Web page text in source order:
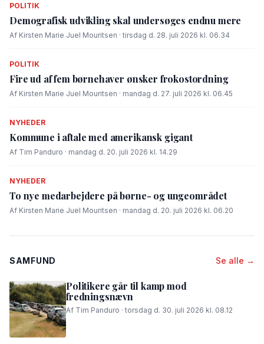
POLITIK
Demografisk udvikling skal undersøges endnu mere
Af Kirsten Marie Juel Mouritsen · tirsdag d. 28. juli 2026 kl. 06.34
POLITIK
Fire ud af fem børnehaver ønsker frokostordning
Af Kirsten Marie Juel Mouritsen · mandag d. 27. juli 2026 kl. 06.45
NYHEDER
Kommune i aftale med amerikansk gigant
Af Tim Panduro · mandag d. 20. juli 2026 kl. 14.29
NYHEDER
To nye medarbejdere på børne- og ungeområdet
Af Kirsten Marie Juel Mouritsen · mandag d. 20. juli 2026 kl. 06.20
SAMFUND Se alle →
Politikere går til kamp mod
fredningsnævn
Af Tim Panduro · torsdag d. 30. juli 2026 kl. 08.12